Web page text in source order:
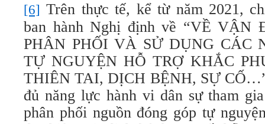
[6] Trên thực tế, kể từ năm 2021,
ban hành Nghị định về “VỀ VẬN
PHÂN PHỐI VÀ SỬ DỤNG CÁC
TỰ NGUYỆN HỖ TRỢ KHẮC
THIÊN TAI, DỊCH BỆNH, SỰ
đủ năng lực hành vi dân sự tham
phân phối nguồn đóng góp tự